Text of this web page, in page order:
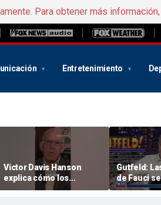
Para obtener más
Entretenimiento
Victor Davis Hanson
explica cómo los
socialistas radicales se
hicieron con el control
Gutfeld:
de Fauci